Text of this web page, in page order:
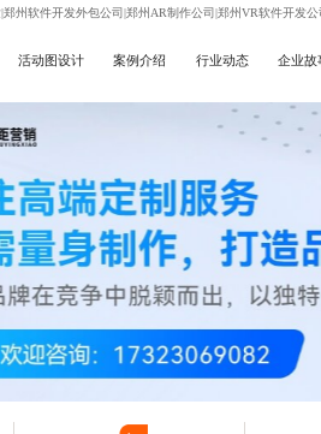
州软件开发外包公司|郑州AR制作公司|郑州VR软件开发
活动图设计 案例介绍 行业动态 企业故